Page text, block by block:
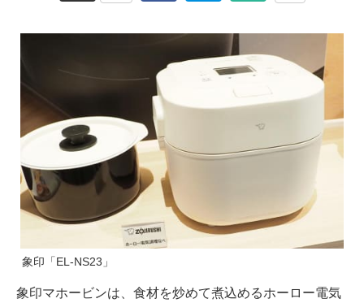
象印「EL-NS23」
象印マホービンは、食材を炒めて煮込めるホーロー電気